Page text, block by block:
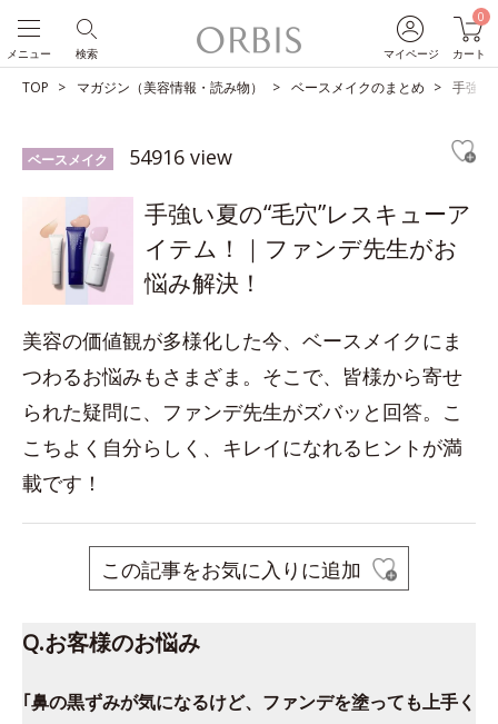
マイページ
0
カート
検索
メニュー
TOP マガジン（美容情報・読み物） ベースメイクのまとめ 手強い
ベースメイク 54916 view
手強い夏の“毛穴”レスキューア
イテム！｜ファンデ先生がお
悩み解決！
美容の価値観が多様化した今、ベースメイクにま
つわるお悩みもさまざま。そこで、皆様から寄せ
られた疑問に、ファンデ先生がズバッと回答。こ
こちよく自分らしく、キレイになれるヒントが満
載です！
この記事をお気に入りに追加
Q.お客様のお悩み
｢鼻の黒ずみが気になるけど、ファンデを塗っても上手く